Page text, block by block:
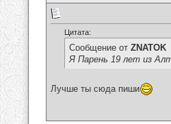
Цитата:
Сообщение от ZNATOK
Я Парень 19 лет из
Лучше ты сюда пиши